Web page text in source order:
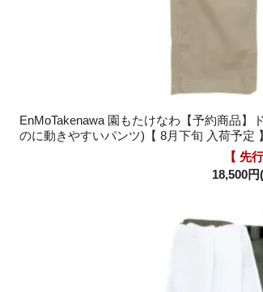
EnMoTakenawa 園もたけなわ【予約商品】
のに動きやすいパンツ)【 8月下旬 入荷予定 】
【 先
18,500